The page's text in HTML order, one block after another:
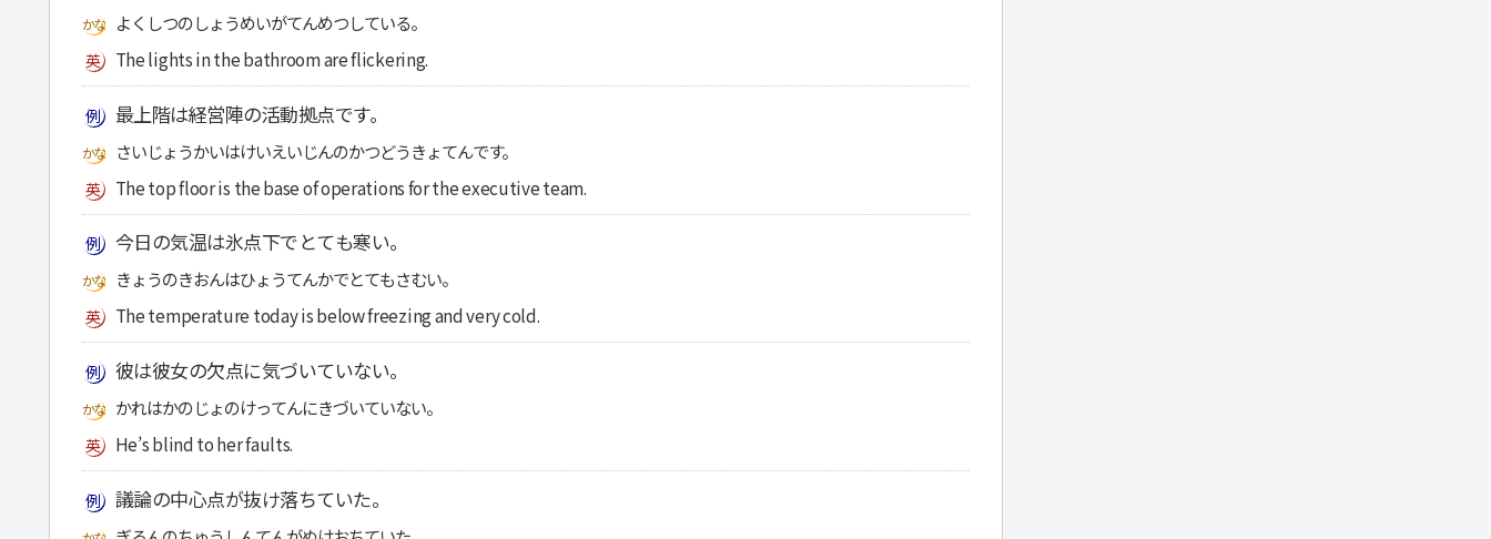
よくしつのしょうめいがてんめつしている。
The lights in the bathroom are flickering.
最上階は経営陣の活動拠点です。
さいじょうかいはけいえいじんのかつどうきょてんです。
The top floor is the base of operations for the executive team.
今日の気温は氷点下でとても寒い。
きょうのきおんはひょうてんかでとてもさむい。
The temperature today is below freezing and very cold.
彼は彼女の欠点に気づいていない。
かれはかのじょのけってんにきづいていない。
He’s blind to her faults.
議論の中心点が抜け落ちていた。